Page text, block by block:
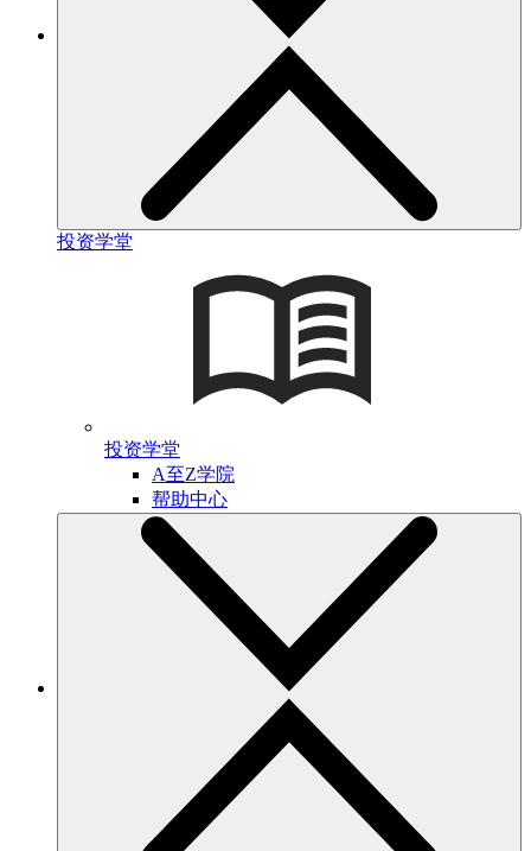
投资学堂
投资学堂
A至Z学院
帮助中心